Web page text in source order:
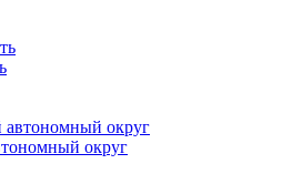
округ
округ